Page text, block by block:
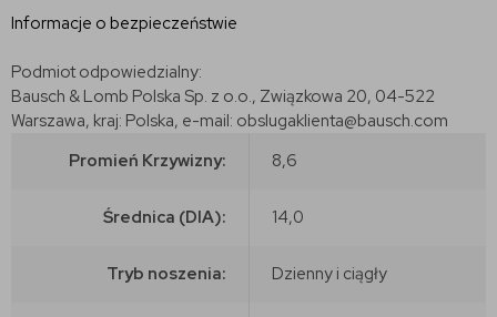
Informacje o bezpieczeństwie
Podmiot odpowiedzialny:
Bausch & Lomb Polska Sp. z o.o., Związkowa 20, 04-522
Warszawa, kraj: Polska, e-mail: obslugaklienta@bausch.com
Promień Krzywizny:
8,6
Średnica (DIA): 14,0
Tryb noszenia: Dzienny i ciągły